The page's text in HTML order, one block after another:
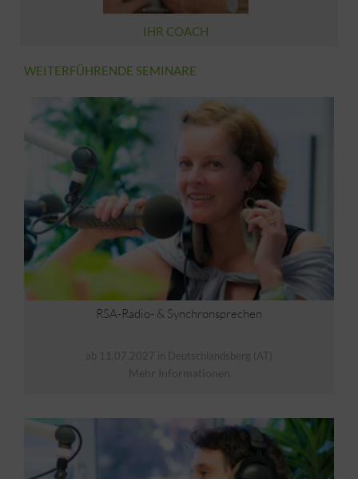
IHR COACH
WEITERFÜHRENDE SEMINARE
RSA-Radio- & Synchronsprechen
ab 11.07.2027 in Deutschlandsberg (AT)
Mehr Informationen